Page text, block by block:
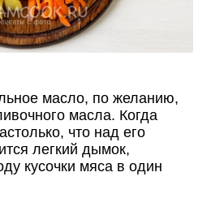
масло, по желанию,
масла. Когда
что над его
легкий дымок,
кусочки мяса в один